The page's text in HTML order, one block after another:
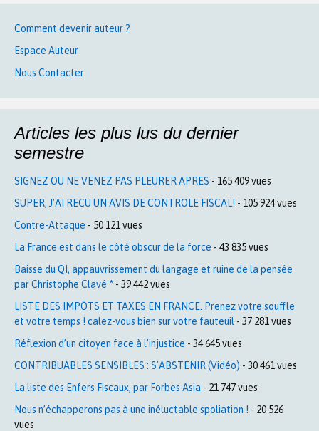
Comment devenir auteur ?
Espace Auteur
Nous Contacter
Articles les plus lus du dernier
semestre
SIGNEZ OU NE VENEZ PAS PLEURER APRES - 165 409 vues
SUPER, J’AI RECU UN AVIS DE CONTROLE FISCAL! - 105 924 vues
Contre-Attaque - 50 121 vues
La France est dans le côté obscur de la force - 43 835 vues
Baisse du QI, appauvrissement du langage et ruine de la pensée
par Christophe Clavé * - 39 442 vues
LISTE DES IMPÔTS ET TAXES EN FRANCE. Prenez votre souffle
et votre temps ! calez-vous bien sur votre fauteuil - 37 281 vues
Réflexion d’un citoyen face à l’injustice - 34 645 vues
CONTRIBUABLES SENSIBLES : S’ABSTENIR (Vidéo) - 30 461 vues
La liste des Enfers Fiscaux, par Forbes Asia - 21 747 vues
Nous n’échapperons pas à une inéluctable spoliation ! - 20 526
vues